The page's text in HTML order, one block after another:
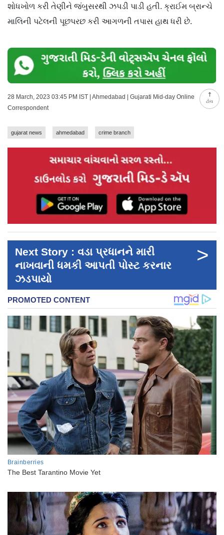
ટોચ
શોધખોળ કરી તેણીને જંબુસરથી ઝપડી પાડી હતી. ક્રાઈમ બ્રાન્ચે
માલિની પટેલની પૂછપરછ કરી આગળની તપાસ હાથ ધરી છે.
28 March, 2023 03:45 PM IST | Ahmedabad | Gujarati Mid-day Online
Correspondent
gujarat news ahmedabad crime branch
Next Story : વડા પ્રધાનને મારી
નાખવાની ધમકી આપતી પોસ્ટ કરનાર
ઝડપાયો
>